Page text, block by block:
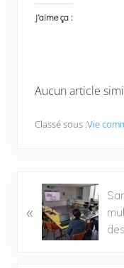
J’aime ça :
Aucun article
Classé sous :Vie
«